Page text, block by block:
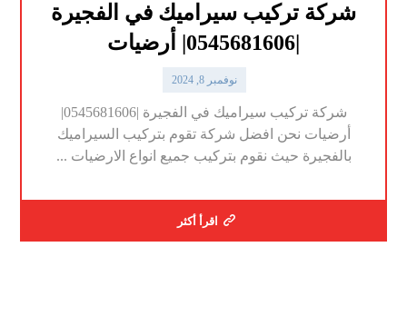
شركة تركيب سيراميك في الفجيرة
نوفمبر 8, 2024
شركة تركيب سيراميك في الفجيرة |0545681606|
أرضيات نحن افضل شركة تقوم بتركيب السيراميك
بالفجيرة حيث نقوم بتركيب جميع انواع الارضيات ...
اقرأ أكثر